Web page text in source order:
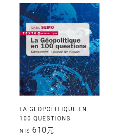
LA GEOPOLITIQUE EN
100 QUESTIONS
NT$ 610元